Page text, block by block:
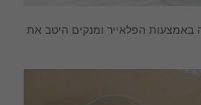
באמצעות הפלאייר ומנקים היטב את